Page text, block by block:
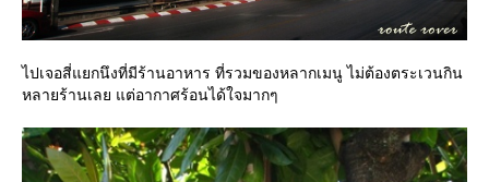
ไปเจอสี่แยกนึงที่มีร้านอาหาร ที่รวมของหลากเมนู ไม่ต้องตระเวนกิน
หลายร้านเลย แต่อากาศร้อนได้ใจมากๆ